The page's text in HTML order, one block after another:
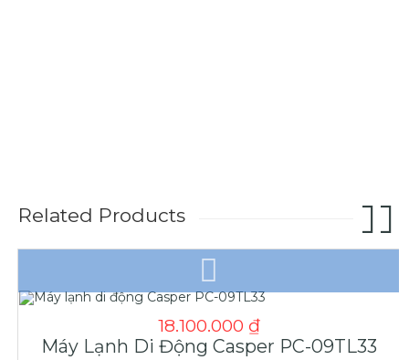
Related Products
18.100.000 ₫
Máy Lạnh Di Động Casper PC-09TL33